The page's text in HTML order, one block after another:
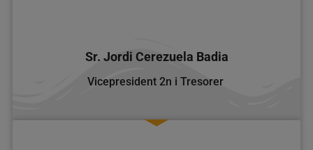
Sr. Jordi Cerezuela Badia
Vicepresident 2n i Tresorer